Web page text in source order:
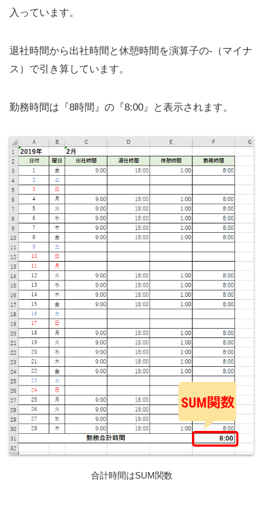
入っています。
退社時間から出社時間と休憩時間を演算子の-（マイナ
ス）で引き算しています。
勤務時間は『8時間』の『8:00』と表示されます。
合計時間はSUM関数